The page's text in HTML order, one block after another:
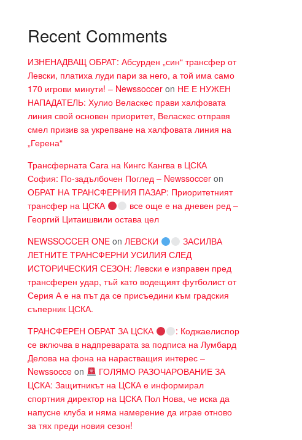
Recent Comments
ИЗНЕНАДВАЩ ОБРАТ: Абсурден „син“ трансфер от
Левски, платиха луди пари за него, а той има само
170 игрови минути! – Newssoccer on НЕ Е НУЖЕН
НАПАДАТЕЛЬ: Хулио Веласкес прави халфовата
линия свой основен приоритет, Веласкес отправя
смел призив за укрепване на халфовата линия на
„Герена“
Трансферната Сага на Кингс Кангва в ЦСКА
София: По-задълбочен Поглед – Newssoccer on
ОБРАТ НА ТРАНСФЕРНИЯ ПАЗАР: Приоритетният
трансфер на ЦСКА
все още е на дневен ред –
Георгий Цитаишвили остава цел
NEWSSOCCER ONE on ЛЕВСКИ
ЗАСИЛВА
ЛЕТНИТЕ ТРАНСФЕРНИ УСИЛИЯ СЛЕД
ИСТОРИЧЕСКИЯ СЕЗОН: Левски е изправен пред
трансферен удар, тъй като водещият футболист от
Серия А е на път да се присъедини към градския
съперник ЦСКА.
ТРАНСФЕРЕН ОБРАТ ЗА ЦСКА
: Коджаелиспор
се включва в надпреварата за подписа на Лумбард
Делова на фона на нарастващия интерес –
Newssocce on
ГОЛЯМО РАЗОЧАРОВАНИЕ ЗА
ЦСКА: Защитникът на ЦСКА е информирал
спортния директор на ЦСКА Пол Нова, че иска да
напусне клуба и няма намерение да играе отново
за тях преди новия сезон!